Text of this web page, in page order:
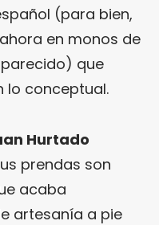
(para bien,
en monos de
que
lo conceptual.
Hurtado
prendas son
acaba
artesanía a pie